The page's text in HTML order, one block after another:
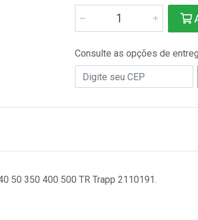
Consulte as opções de
50 350 400 500 TR Trapp 2110191.